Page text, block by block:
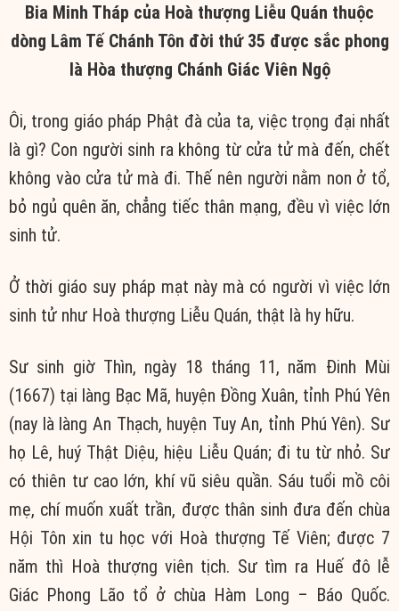
Bia Minh Tháp của Hoà thượng Liễu Quán thuộc
dòng Lâm Tế Chánh Tôn đời thứ 35 được sắc phong
là Hòa thượng Chánh Giác Viên Ngộ
Ôi, trong giáo pháp Phật đà của ta, việc trọng đại nhất
là gì? Con người sinh ra không từ cửa tử mà đến, chết
không vào cửa tử mà đi. Thế nên người nằm non ở tổ,
bỏ ngủ quên ăn, chẳng tiếc thân mạng, đều vì việc lớn
sinh tử.
Ở thời giáo suy pháp mạt này mà có người vì việc lớn
sinh tử như Hoà thượng Liễu Quán, thật là hy hữu.
Sư sinh giờ Thìn, ngày 18 tháng 11, năm Đinh Mùi
(1667) tại làng Bạc Mã, huyện Đồng Xuân, tỉnh Phú Yên
(nay là làng An Thạch, huyện Tuy An, tỉnh Phú Yên). Sư
họ Lê, huý Thật Diệu, hiệu Liễu Quán; đi tu từ nhỏ. Sư
có thiên tư cao lớn, khí vũ siêu quần. Sáu tuổi mồ côi
mẹ, chí muốn xuất trần, được thân sinh đưa đến chùa
Hội Tôn xin tu học với Hoà thượng Tế Viên; được 7
năm thì Hoà thượng viên tịch. Sư tìm ra Huế đô lễ
Giác Phong Lão tổ ở chùa Hàm Long – Báo Quốc.